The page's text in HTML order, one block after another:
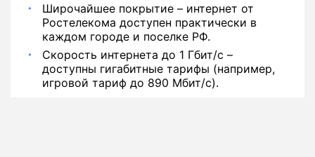
Широчайшее покрытие – интернет от
Ростелекома доступен практически в
каждом городе и поселке РФ.
Скорость интернета до 1 Гбит/с –
доступны гигабитные тарифы (например,
игровой тариф до 890 Мбит/с).